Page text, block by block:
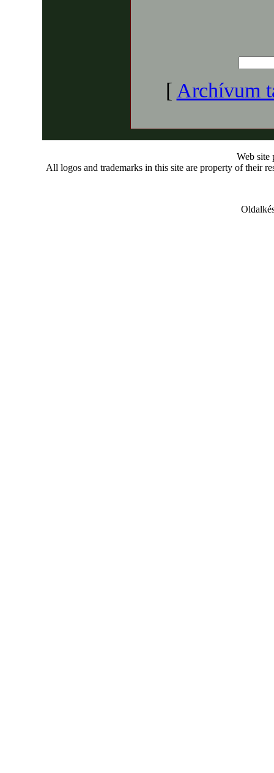
[ Archívum
Web site
All logos and trademarks in this site are property of their